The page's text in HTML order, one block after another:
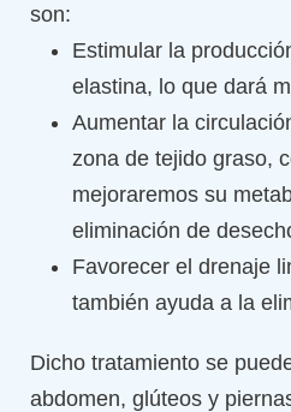
son:
Estimular la
elastina, lo que dará
Aumentar la
zona de tejido graso,
mejoraremos su
eliminación de
Favorecer el drenaje
también ayuda a la
Dicho tratamiento se
abdomen, glúteos y